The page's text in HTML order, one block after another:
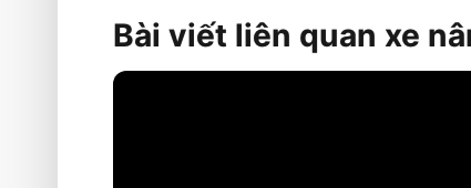
Bài viết liên quan xe